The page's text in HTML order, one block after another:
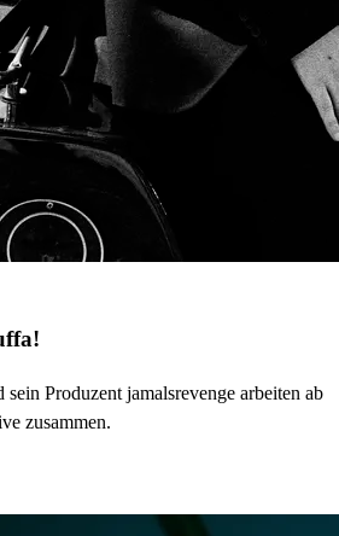
Produzent jamalsrevenge arbeiten ab
zusammen.